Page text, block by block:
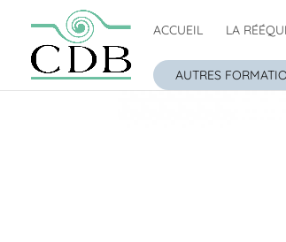
ACCUEIL LA
AUTRES